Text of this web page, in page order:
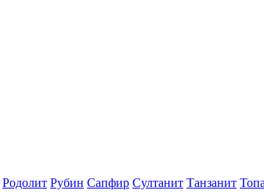
Родолит Рубин Сапфир Султанит Танзанит